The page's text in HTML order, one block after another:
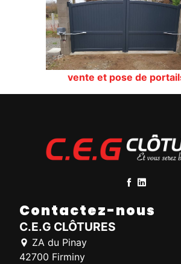
vente et pose de
Contactez-nous
C.E.G CLÔTURES
ZA du Pinay
42700 Firminy